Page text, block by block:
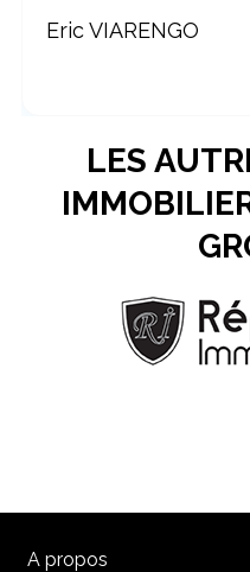
Eric VIARENGO
LES
A propos